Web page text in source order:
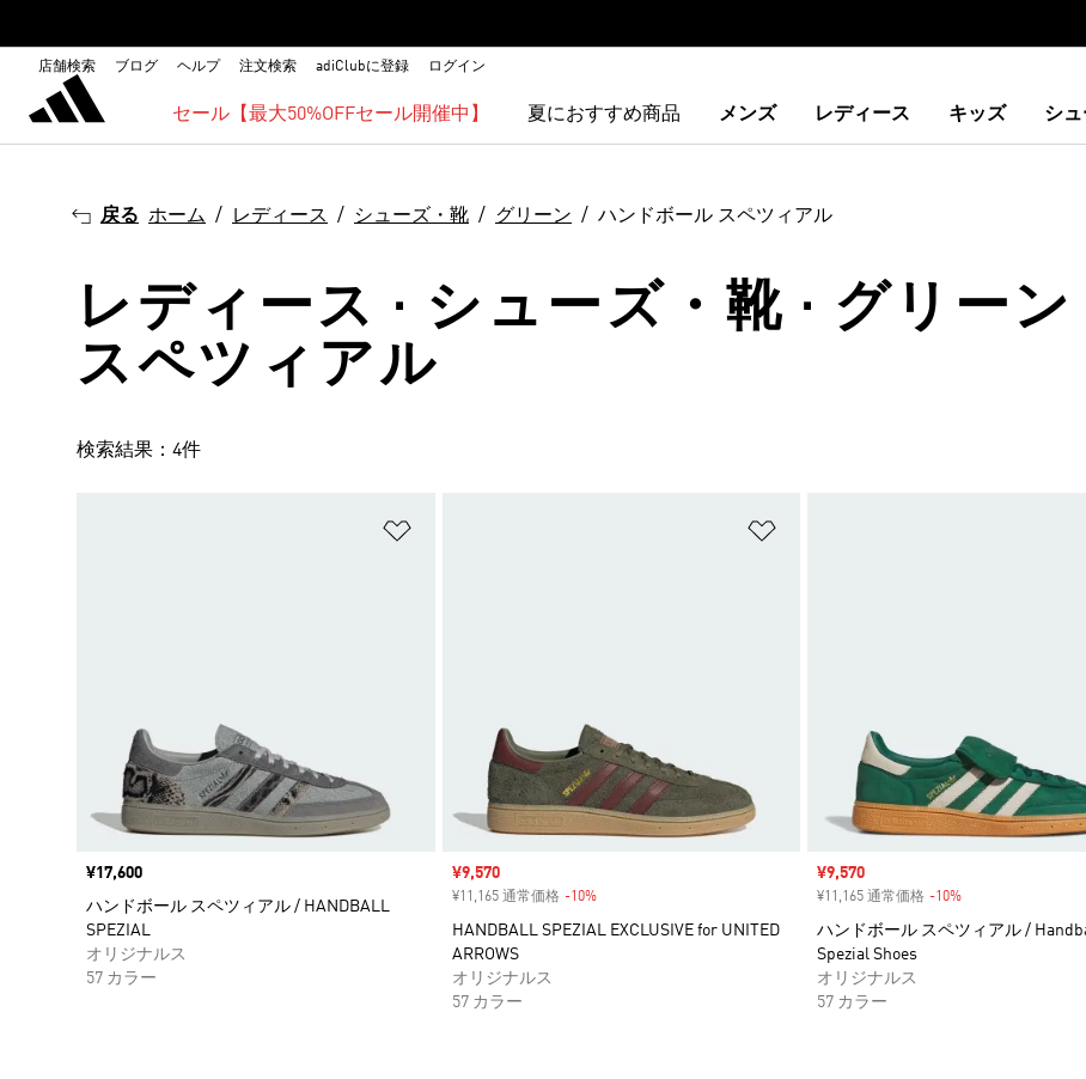
店舗検索 ブログ ヘルプ 注文検索 adiClubに登録 ログイン
セール【最大50%OFFセール開催中】 夏におすすめ商品 メンズ レディース キッズ シュ
戻る ホーム レディース シューズ・靴 グリーン ハンドボール スペツィアル
レディース · シューズ・靴 · グリー
スペツィアル
検索結果：4件
価格
¥17,600
ハンドボール スペツィアル / HANDBALL
SPEZIAL
オリジナルス
57 カラー
セール価格
¥9,570
¥11,165 通常価格 -10%割引
HANDBALL SPEZIAL EXCLUSIVE for UNITED
ARROWS
オリジナルス
57 カラー
セール価格
¥9,570
¥11,165 通常価格 -10%
ハンドボール スペツィアル /
Spezial Shoes
オリジナルス
57 カラー